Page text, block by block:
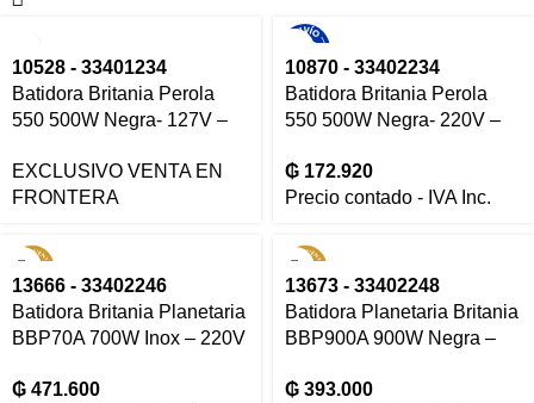
10528 - 33401234
Batidora Britania Perola
550 500W Negra- 127V –
EXCLUSIVO VENTA EN
FRONTERA
10870 - 33402234
Batidora Britania Perola
550 500W Negra- 220V –
₲ 172.920
Precio contado - IVA Inc.
13666 - 33402246
Batidora Britania Planetaria
BBP70A 700W Inox – 220V
₲ 471.600
13673 - 33402248
Batidora Planetaria Britania
BBP900A 900W Negra –
₲ 393.000